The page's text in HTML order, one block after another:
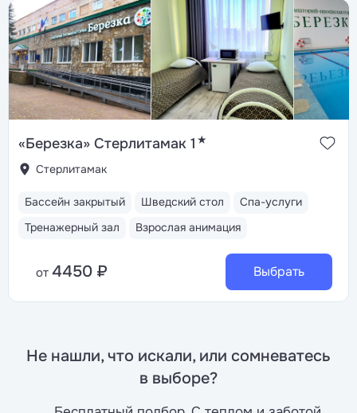
«Березка» Стерлитамак 1 ★
Стерлитамак
Бассейн закрытый Шведский стол
Спа-услуги
Тренажерный зал
Взрослая анимация
от 4450 ₽ Выбрать
Не нашли, что искали, или сомневатесь
в выборе?